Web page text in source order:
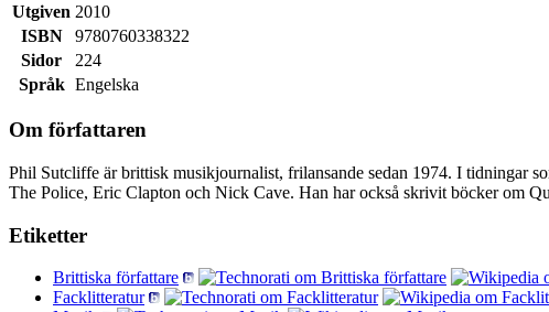
Utgiven 2010
ISBN
9780760338322
Sidor
224
Språk Engelska
Om författaren
Phil Sutcliffe är brittisk musikjournalist, frilansande sedan 1974. I tidningar
The Police, Eric Clapton och Nick Cave. Han har också skrivit böcker om
Etiketter
Brittiska författare
Facklitteratur